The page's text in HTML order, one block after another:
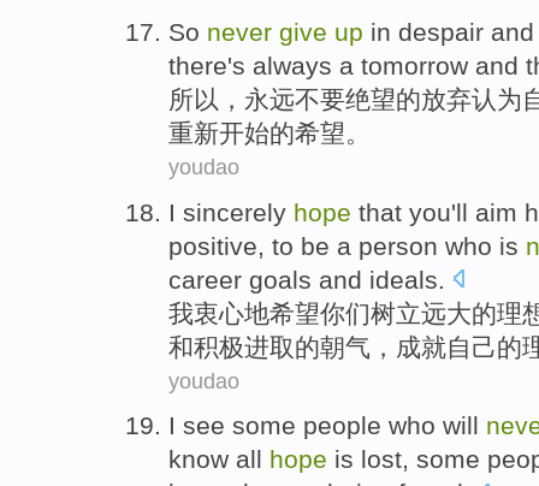
So never give up in despair
there's always a tomorrow and
所以 ， 永远不要绝望的放弃认为
重新开始的希望。
youdao
I sincerely hope that you'll aim
positive, to be a person who is
career goals and ideals.
我衷心地希望你们树立远大的理
和积极进取的朝气， 成就自己的
youdao
I see some people who will
know all hope is lost, some